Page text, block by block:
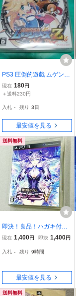
PS3 圧倒的遊戯 ムゲンソ
ウルズZ
現在 180円
＋送料230円
入札 - 残り 3日
最安値を見る
送料無料
即決！良品！ハガキ付！P
S3「神次元ゲイム ネプ
ション3」送料込！
現在 1,400円 即決 1,400円
入札 - 残り 9時間
最安値を見る
送料無料